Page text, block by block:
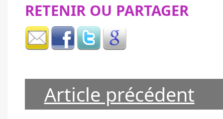
RETENIR OU PARTAGER
Article précédent